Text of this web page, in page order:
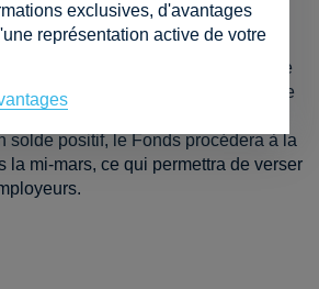
définitivement traitées, le Fonds
définitifs et entamera la répartition
Les employeurs ayant un solde
un nouveau décompte
aura été déduit. Pour les
solde positif, le Fonds procédera à la
la mi-mars, ce qui permettra de verser
exclusives, d'avantages
représentation active de votre